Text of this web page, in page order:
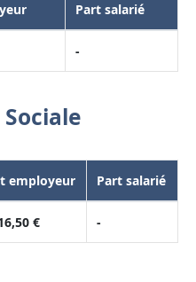
Part salarié
-
employeur Part salarié
€ -